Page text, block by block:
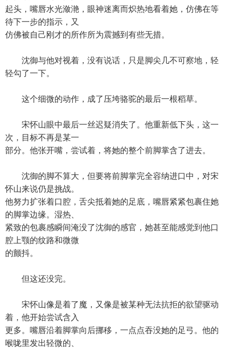
起头，嘴唇水光潋滟，眼神迷离而炽热地看着她，仿佛在等
待下一步的指示，又
仿佛被自己刚才的所作所为震撼到有些无措。
沈御与他对视着，没有说话，只是脚尖几不可察地，轻
轻勾了一下。
这个细微的动作，成了压垮骆驼的最后一根稻草。
宋怀山眼中最后一丝迟疑消失了。他重新低下头，这一
次，目标不再是某一
部分。他张开嘴，尝试着，将她的整个前脚掌含了进去。
沈御的脚不算大，但要将前脚掌完全容纳进口中，对宋
怀山来说仍是挑战。
他努力扩张着口腔，舌尖抵着她的足底，嘴唇紧紧包裹住她
的脚掌边缘。湿热、
紧致的包裹感瞬间淹没了沈御的感官，她甚至能感觉到他口
腔上颚的纹路和微微
的颤抖。
但这还没完。
宋怀山像是着了魔，又像是被某种无法抗拒的欲望驱动
着，他开始尝试含入
更多。嘴唇沿着脚掌向后挪移，一点点吞没她的足弓。他的
喉咙里发出轻微的、